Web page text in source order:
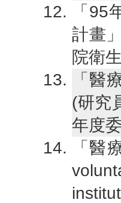
「95
計畫
院衛
「醫
(研究
年度
「醫